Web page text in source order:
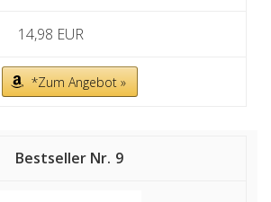
14,98 EUR
*Zum Angebot »
9